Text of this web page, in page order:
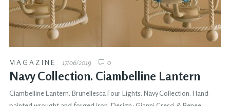
MAGAZINE 17/06/2019 0
Navy Collection. Ciambelline Lantern
Ciambelline Lantern. Brunellesca Four Lights. Navy Collection. Hand-